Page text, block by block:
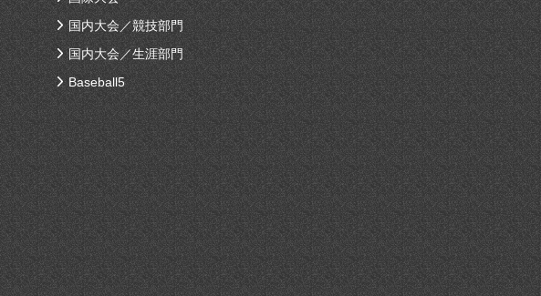
国内大会／競技部門
国内大会／生涯部門
Baseball5